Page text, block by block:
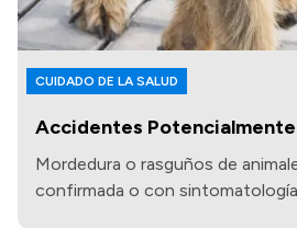
Accidentes
CUIDADO DE LA SALUD
Mordedura o rasguños de
confirmada o con